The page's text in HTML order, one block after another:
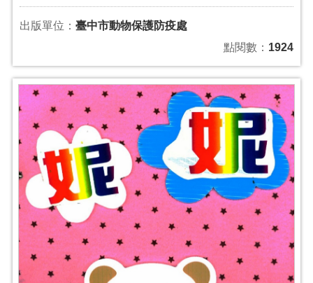
出版單位： 臺中市動物保護防疫處
點閱數： 1924